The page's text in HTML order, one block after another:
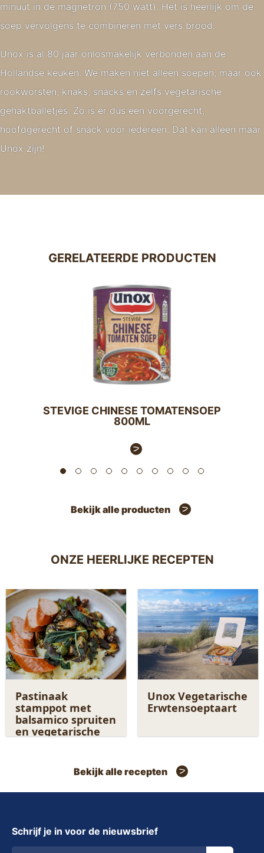
minuut in de magnetron (750 watt). Het is heerlijk om de
soep vervolgens te combineren met vers brood.
Unox is al 80 jaar onlosmakelijk verbonden aan de
Hollandse keuken. We maken niet alleen soepen, maar ook
rookworsten, knaks, snacks en zelfs vegetarische
gehaktballetjes. Zo is er dus een voorgerecht,
hoofdgerecht of snack voor iedereen. Dat kan alleen maar
Unox zijn!
GERELATEERDE PRODUCTEN
STEVIGE CHINESE TOMATENSOEP
800ML
Bekijk alle producten
ONZE HEERLIJKE RECEPTEN
Pastinaak
stamppot met
balsamico spruiten
en vegetarische
Unox Vegetarische
Erwtensoeptaart
Bekijk alle recepten
Schrijf je in voor de nieuwsbrief